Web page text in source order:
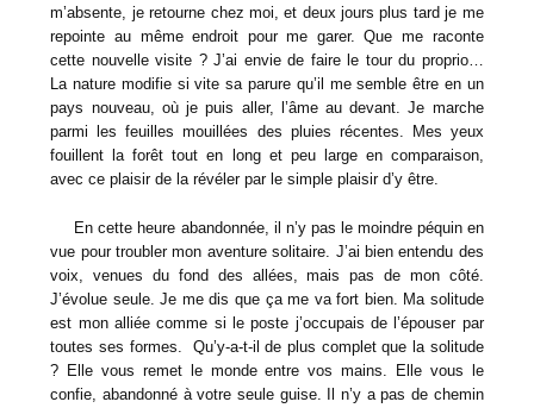
m’absente, je retourne chez moi, et deux jours plus tard je me
repointe au même endroit pour me garer. Que me raconte
cette nouvelle visite ? J’ai envie de faire le tour du proprio…
La nature modifie si vite sa parure qu’il me semble être en un
pays nouveau, où je puis aller, l’âme au devant. Je marche
parmi les feuilles mouillées des pluies récentes. Mes yeux
fouillent la forêt tout en long et peu large en comparaison,
avec ce plaisir de la révéler par le simple plaisir d’y être.
En cette heure abandonnée, il n’y pas le moindre péquin en
vue pour troubler mon aventure solitaire. J’ai bien entendu des
voix, venues du fond des allées, mais pas de mon côté.
J’évolue seule. Je me dis que ça me va fort bien. Ma solitude
est mon alliée comme si le poste j’occupais de l’épouser par
toutes ses formes. Qu’y-a-t-il de plus complet que la solitude
? Elle vous remet le monde entre vos mains. Elle vous le
confie, abandonné à votre seule guise. Il n’y a pas de chemin